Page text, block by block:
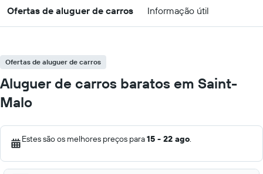
Ofertas de aluguer de carros Informação útil
Ofertas de aluguer de carros
Aluguer de carros baratos em Saint-
Malo
Estes são os melhores preços para15 - 22 ago.